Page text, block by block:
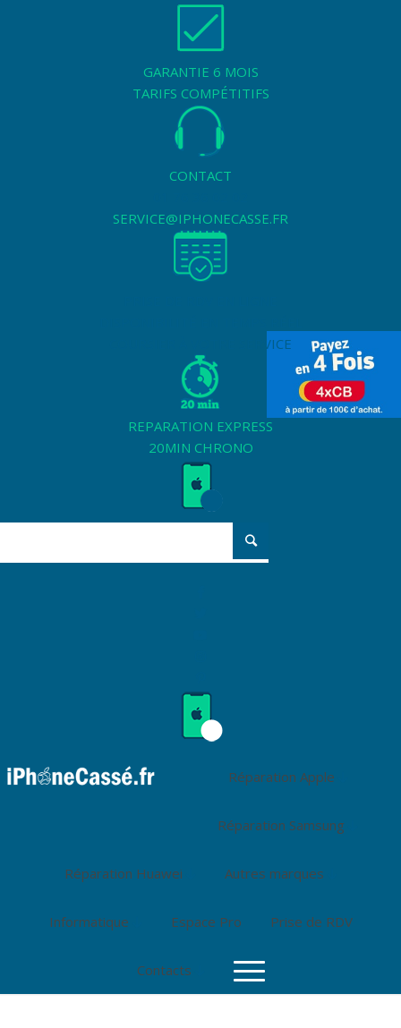
GARANTIE 6 MOIS
TARIFS COMPÉTITIFS
CONTACT
SERVICE@IPHONECASSE.FR
COURSIER À VOTRE SERVICE
REPARATION EXPRESS
20MIN CHRONO
Réparation Apple
Réparation Samsung
Réparation Huawei Autres marques
Informatique Espace Pro Prise de RDV
Contacts